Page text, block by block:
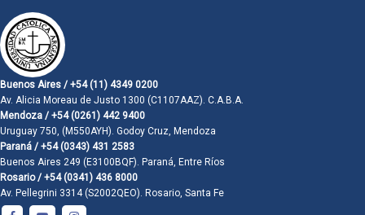
Buenos Aires / +54 (11) 4349 0200
Av. Alicia Moreau de Justo 1300 (C1107AAZ). C.A.B.A.
Mendoza / +54 (0261) 442 9400
Uruguay 750, (M550AYH). Godoy Cruz, Mendoza
Paraná / +54 (0343) 431 2583
Buenos Aires 249 (E3100BQF). Paraná, Entre Ríos
Rosario / +54 (0341) 436 8000
Av. Pellegrini 3314 (S2002QEO). Rosario, Santa Fe